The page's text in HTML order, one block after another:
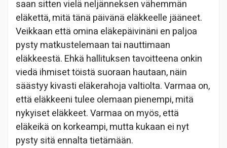
saan sitten vielä neljänneksen vähemmän
eläkettä, mitä tänä päivänä eläkkeelle jääneet.
Veikkaan että omina eläkepäivinäni en paljoa
pysty matkustelemaan tai nauttimaan
eläkkeestä. Ehkä hallituksen tavoitteena onkin
viedä ihmiset töistä suoraan hautaan, näin
säästyy kivasti eläkerahoja valtiolta. Varmaa on,
että eläkkeeni tulee olemaan pienempi, mitä
nykyiset eläkkeet. Varmaa on myös, että
eläkeikä on korkeampi, mutta kukaan ei nyt
pysty sitä ennalta tietämään.